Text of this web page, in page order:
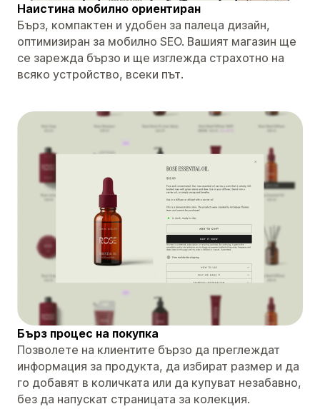
Наистина мобилно ориентиран
Бърз, компактен и удобен за палеца дизайн,
оптимизиран за мобилно SEO. Вашият магазин ще
се зарежда бързо и ще изглежда страхотно на
всяко устройство, всеки път.
Бърз процес на покупка
Позволете на клиентите бързо да преглеждат
информация за продукта, да избират размер и да
го добавят в количката или да купуват незабавно,
без да напускат страницата за колекция.